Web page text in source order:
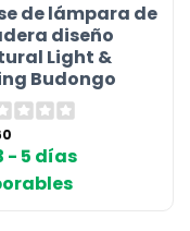
de lámpara de
diseño
Light &
Budongo
- 5 días